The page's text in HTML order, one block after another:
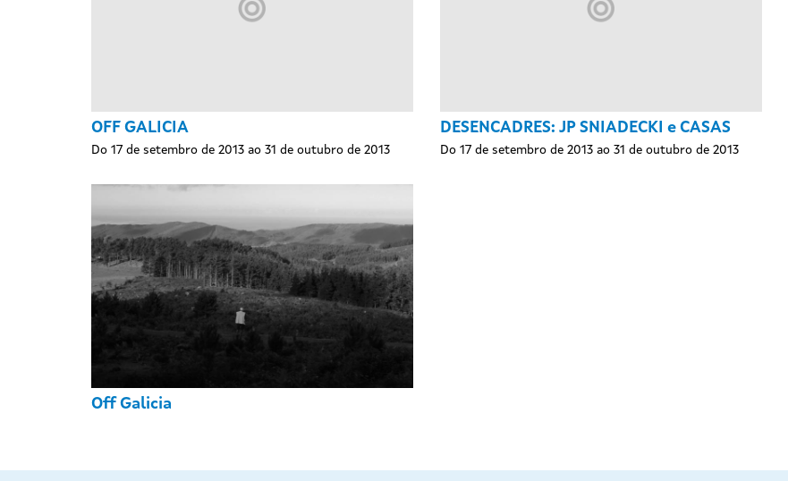
OFF GALICIA
Do 17 de setembro de 2013 ao 31 de outubro de 2013
DESENCADRES: JP SNIADECKI e CASAS
Do 17 de setembro de 2013 ao 31 de outubro de 2013
Off Galicia